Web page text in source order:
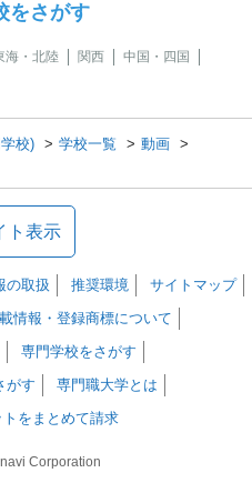
をさがす
海・北陸 関西
中国・四国
校) 学校一覧
動画
ト表示
の取扱 推奨環境
サイトマップ
情報・登録商標について
専門学校をさがす
がす
専門職大学とは
をまとめて請求
Corporation